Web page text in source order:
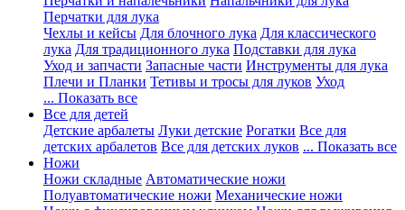
Перчатки для лука
Чехлы и кейсы Для блочного лука Для классического
лука Для традиционного лука Подставки для лука
Уход и запчасти Запасные части Инструменты для лука
Плечи и Планки Тетивы и тросы для луков Уход
... Показать все
Все для детей
Детские арбалеты Луки детские Рогатки Все для
детских арбалетов Все для детских луков ... Показать все
Ножи
Ножи складные Автоматические ножи
Полуавтоматические ножи Механические ножи